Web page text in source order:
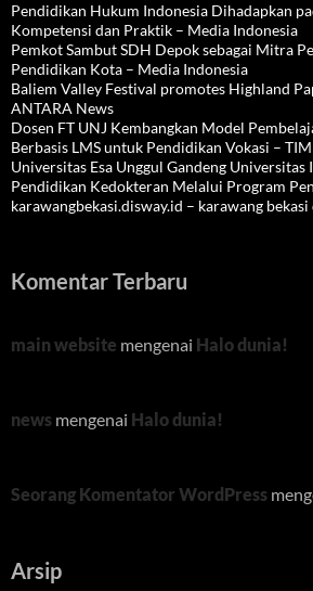
Pendidikan Hukum Indonesia Dihadapkan
Kompetensi dan Praktik – Media Indonesia
Pemkot Sambut SDH Depok sebagai Mitra
Pendidikan Kota – Media Indonesia
Baliem Valley Festival promotes Highland
ANTARA News
Dosen FT UNJ Kembangkan Model
Berbasis LMS untuk Pendidikan Vokasi –
Universitas Esa Unggul Gandeng Universitas
Pendidikan Kedokteran Melalui Program
karawangbekasi.disway.id – karawang
Komentar Terbaru
main website mengenai Halo dunia!
news mengenai Halo dunia!
Seorang Komentator WordPress
Arsip